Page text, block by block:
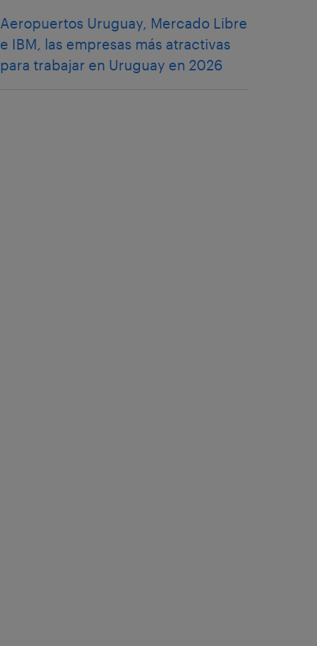
Aeropuertos Uruguay, Mercado Libre
e IBM, las empresas más atractivas
para trabajar en Uruguay en 2026